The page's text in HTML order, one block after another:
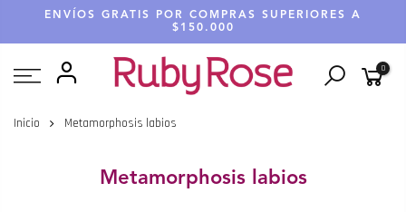
ENVÍOS GRATIS POR COMPRAS SUPERIORES A
$150.000
0
Inicio Metamorphosis labios
Metamorphosis labios